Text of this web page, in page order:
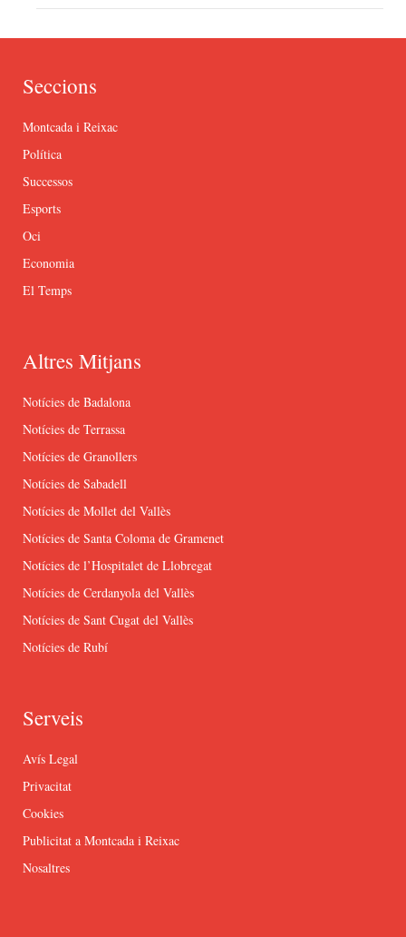
Seccions
Montcada i Reixac
Política
Successos
Esports
Oci
Economia
El Temps
Altres Mitjans
Notícies de Badalona
Notícies de Terrassa
Notícies de Granollers
Notícies de Sabadell
Notícies de Mollet del Vallès
Notícies de Santa Coloma de Gramenet
Notícies de l’Hospitalet de Llobregat
Notícies de Cerdanyola del Vallès
Notícies de Sant Cugat del Vallès
Notícies de Rubí
Serveis
Avís Legal
Privacitat
Cookies
Publicitat a Montcada i Reixac
Nosaltres